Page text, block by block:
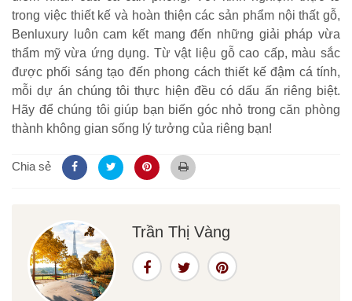
trong việc thiết kế và hoàn thiện các sản phẩm nội thất gỗ,
Benluxury luôn cam kết mang đến những giải pháp vừa
thẩm mỹ vừa ứng dụng. Từ vật liệu gỗ cao cấp, màu sắc
được phối sáng tạo đến phong cách thiết kế đậm cá tính,
mỗi dự án chúng tôi thực hiện đều có dấu ấn riêng biệt.
Hãy để chúng tôi giúp bạn biến góc nhỏ trong căn phòng
thành không gian sống lý tưởng của riêng bạn!
Chia sẻ
Trần Thị Vàng